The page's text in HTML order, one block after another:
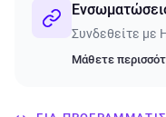
Συνδεθείτε με
Μάθετε